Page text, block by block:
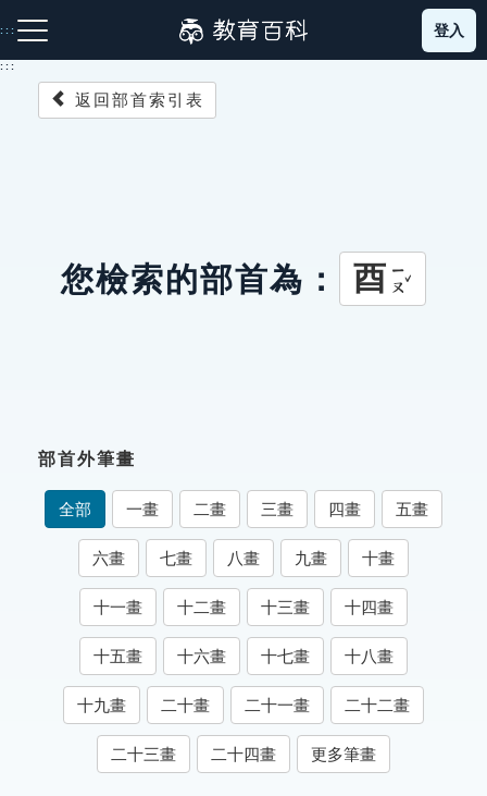
到
主
:::
成語故事
索引選單
知識索引
單字索引
生命大百科索引
遊戲專區
登入
:::
返回部首索引表
您檢索的部首為： 酉 ㄧㄡˇ
部首外筆畫
全部 一畫 二畫 三畫 四畫 五畫
六畫 七畫 八畫 九畫 十畫
十一畫 十二畫 十三畫 十四畫
十五畫 十六畫 十七畫 十八畫
十九畫 二十畫 二十一畫 二十二畫
二十三畫 二十四畫 更多筆畫